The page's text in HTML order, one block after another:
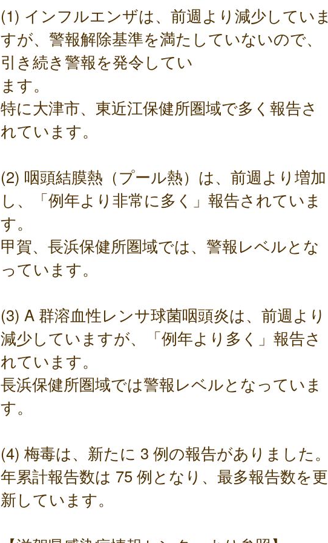
(1) インフルエンザは、前週より減少していま
すが、警報解除基準を満たしていないので、
引き続き警報を発令してい
ます。
特に大津市、東近江保健所圏域で多く報告さ
れています。
(2) 咽頭結膜熱（プール熱）は、前週より増加
し、「例年より非常に多く」報告されていま
す。
甲賀、長浜保健所圏域では、警報レベルとな
っています。
(3) A 群溶血性レンサ球菌咽頭炎は、前週より
減少していますが、「例年より多く」報告さ
れています。
長浜保健所圏域では警報レベルとなっていま
す。
(4) 梅毒は、新たに 3 例の報告がありました。
年累計報告数は 75 例となり、最多報告数を更
新しています。